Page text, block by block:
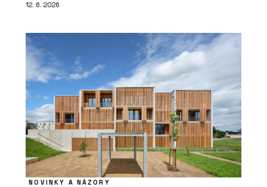
12. 6. 2026
NOVINKY A NÁZORY